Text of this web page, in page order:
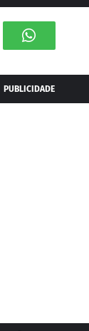
PUBLICIDADE